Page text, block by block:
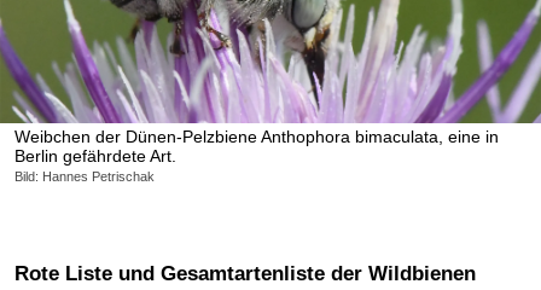
Weibchen der Dünen-Pelzbiene Anthophora bimaculata, eine in
Berlin gefährdete Art.
Bild: Hannes Petrischak
Rote Liste und Gesamtartenliste der Wildbienen